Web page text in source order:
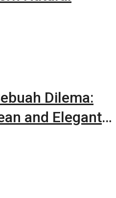
Dilema:
and Elegant